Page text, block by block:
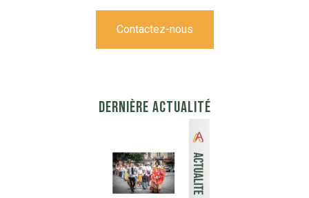
Contactez-nous
DERNIÈRE ACTUALITÉ